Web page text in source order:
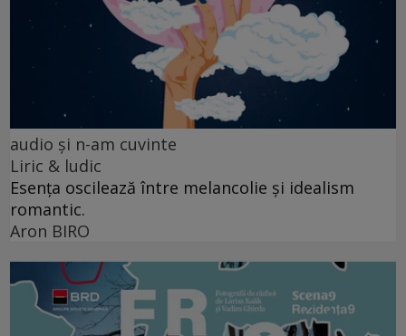
audio şi n-am cuvinte
Liric & ludic
Esența oscilează între melancolie și idealism
romantic.
Aron BIRO